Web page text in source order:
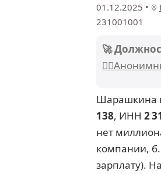
01.12.2025 •
231001001
🚀
Шарашкина
138, ИНН 2
нет
компании,
зарплату). На